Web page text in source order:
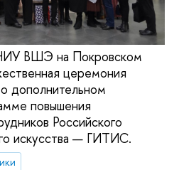
ВШЭ на Покровском
церемония
дополнительном
повышения
Российского
искусства — ГИТИС.